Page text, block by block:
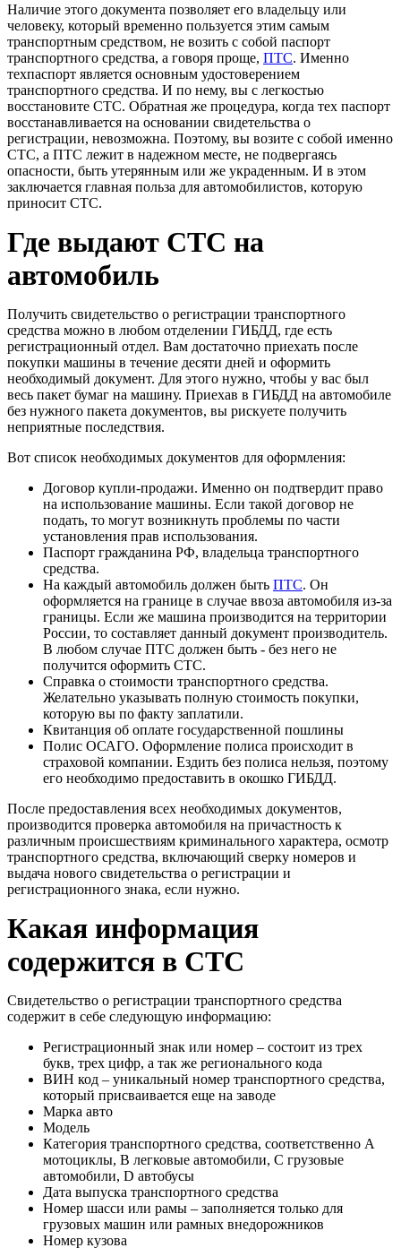
Наличие этого документа позволяет его владельцу или
человеку, который временно пользуется этим самым
транспортным средством, не возить с собой паспорт
транспортного средства, а говоря проще, ПТС. Именно
техпаспорт является основным удостоверением
транспортного средства. И по нему, вы с легкостью
восстановите СТС. Обратная же процедура, когда тех паспорт
восстанавливается на основании свидетельства о
регистрации, невозможна. Поэтому, вы возите с собой именно
СТС, а ПТС лежит в надежном месте, не подвергаясь
опасности, быть утерянным или же украденным. И в этом
заключается главная польза для автомобилистов, которую
приносит СТС.
Где выдают СТС на
автомобиль
Получить свидетельство о регистрации транспортного
средства можно в любом отделении ГИБДД, где есть
регистрационный отдел. Вам достаточно приехать после
покупки машины в течение десяти дней и оформить
необходимый документ. Для этого нужно, чтобы у вас был
весь пакет бумаг на машину. Приехав в ГИБДД на автомобиле
без нужного пакета документов, вы рискуете получить
неприятные последствия.
Вот список необходимых документов для оформления:
Договор купли-продажи. Именно он подтвердит право
на использование машины. Если такой договор не
подать, то могут возникнуть проблемы по части
установления прав использования.
Паспорт гражданина РФ, владельца транспортного
средства.
На каждый автомобиль должен быть ПТС. Он
оформляется на границе в случае ввоза автомобиля из-за
границы. Если же машина производится на территории
России, то составляет данный документ производитель.
В любом случае ПТС должен быть - без него не
получится оформить СТС.
Справка о стоимости транспортного средства.
Желательно указывать полную стоимость покупки,
которую вы по факту заплатили.
Квитанция об оплате государственной пошлины
Полис ОСАГО. Оформление полиса происходит в
страховой компании. Ездить без полиса нельзя, поэтому
его необходимо предоставить в окошко ГИБДД.
После предоставления всех необходимых документов,
производится проверка автомобиля на причастность к
различным происшествиям криминального характера, осмотр
транспортного средства, включающий сверку номеров и
выдача нового свидетельства о регистрации и
регистрационного знака, если нужно.
Какая информация
содержится в СТС
Свидетельство о регистрации транспортного средства
содержит в себе следующую информацию:
Регистрационный знак или номер – состоит из трех
букв, трех цифр, а так же регионального кода
ВИН код – уникальный номер транспортного средства,
который присваивается еще на заводе
Марка авто
Модель
Категория транспортного средства, соответственно A
мотоциклы, B легковые автомобили, C грузовые
автомобили, D автобусы
Дата выпуска транспортного средства
Номер шасси или рамы – заполняется только для
грузовых машин или рамных внедорожников
Номер кузова